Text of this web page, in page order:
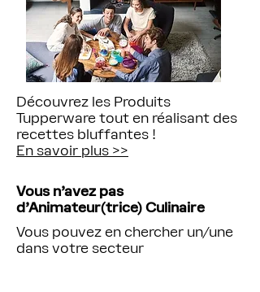
Découvrez les Produits
Tupperware tout en réalisant des
recettes bluffantes !
En savoir plus >>
Vous n'avez pas
d'Animateur(trice) Culinaire
Vous pouvez en chercher un/une
dans votre secteur